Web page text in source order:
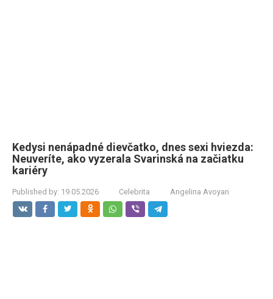
Kedysi nenápadné dievčatko, dnes sexi hviezda:
Neuveríte, ako vyzerala Svarinská na začiatku
kariéry
Published by: 19.05.2026 Celebrita Angelina Avoyan